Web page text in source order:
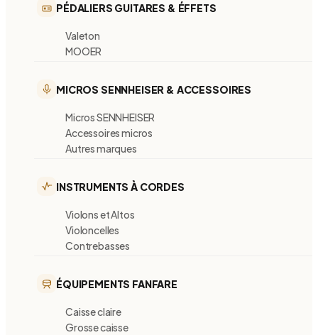
PÉDALIERS GUITARES & ÉFFETS
Valeton
MOOER
MICROS SENNHEISER & ACCESSOIRES
Micros SENNHEISER
Accessoires micros
Autres marques
INSTRUMENTS À CORDES
Violons et Altos
Violoncelles
Contrebasses
ÉQUIPEMENTS FANFARE
Caisse claire
Grosse caisse